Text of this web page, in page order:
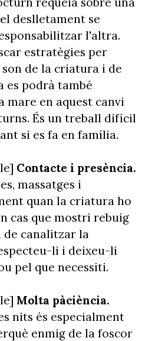
deslletament se
l'altra.
estratègies per
de la criatura i de
es podrà també
mare en aquest canvi
És un treball difícil
si es fa en família.
Contacte i presència.
massatges i
quan la criatura ho
cas que mostri rebuig
de canalitzar la
li i deixeu-li
pel que necessiti.
Molta pàciència.
nits és especialment
enmig de la foscor